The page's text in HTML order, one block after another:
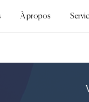
À propos